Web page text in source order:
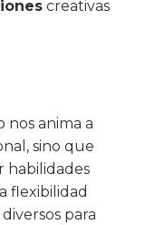
creativas
nos anima a
sino que
habilidades
flexibilidad
para